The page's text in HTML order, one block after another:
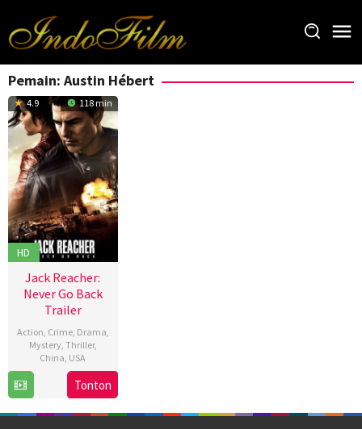
konten
Pemain: Austin Hébert
4.9 118 min
HD
Jack Reacher:
Never Go Back
Trailer
Action Crime, Drama
Mystery, Thriller,
China USA
Oct
2016
Edward
Zwick
Tonton